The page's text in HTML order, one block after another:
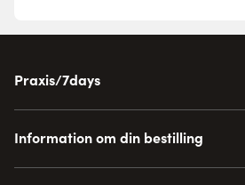
Praxis/7days
Information om din bestilling